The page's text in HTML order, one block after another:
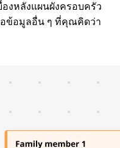
องหลังแผนผังครอบครัว
อข้อมูลอื่น ๆ ที่คุณคิดว่า